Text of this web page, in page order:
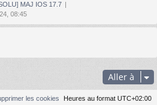
MAJ IOS 17.7
08:45
Aller à
Heures au format UTC+02:00
les cookies